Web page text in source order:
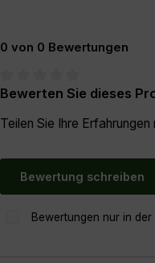
0 von 0 Bewertungen
Durchschnittliche
Bewerten Sie dieses
Teilen Sie Ihre
Bewertung schreiben
Bewertungen nur in